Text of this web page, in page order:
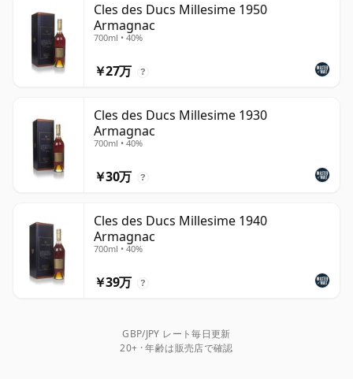
Cles des Ducs Millesime 1950
Armagnac
700ml • 40%
￥27万 ?
Cles des Ducs Millesime 1930
Armagnac
700ml • 40%
￥30万 ?
Cles des Ducs Millesime 1940
Armagnac
700ml • 40%
￥39万 ?
GBP/JPY レート毎日更新
20+ · 年齢は販売店で確認